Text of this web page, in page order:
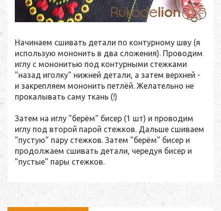
Начинаем сшивать детали по контурному шву (я
использую мононить в два сложения). Проводим
иглу с мононитью под контурными стежками
"назад иголку" нижней детали, а затем верхней -
и закрепляем мононить петлёй. Желательно не
прокалывать саму ткань (!)
Затем на иглу "берём" бисер (1 шт) и проводим
иглу под второй парой стежков. Дальше сшиваем
"пустую" пару стежков. Затем "берём" бисер и
продолжаем сшивать детали, чередуя бисер и
"пустые" пары стежков.